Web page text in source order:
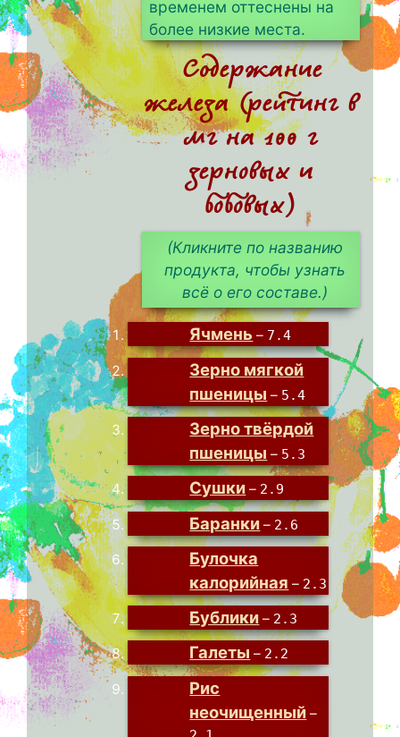
временем оттеснены на
более низкие места.
Содержание
железа (рейтинг в
мг на 100 г
зерновых и
бобовых)
(Кликните по названию
продукта, чтобы узнать
всё о его составе.)
Ячмень – 7.4
Зерно мягкой
пшеницы – 5.4
Зерно твёрдой
пшеницы – 5.3
Сушки – 2.9
Баранки – 2.6
Булочка
калорийная – 2.3
Бублики – 2.3
Галеты – 2.2
Рис
неочищенный –